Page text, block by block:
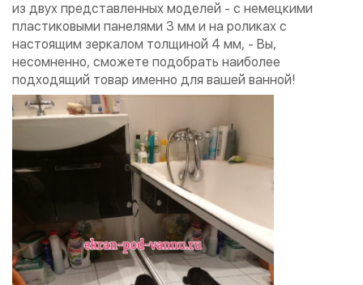
из двух представленных моделей - с немецкими
пластиковыми панелями 3 мм и на роликах с
настоящим зеркалом толщиной 4 мм, - Вы,
несомненно, сможете подобрать наиболее
подходящий товар именно для вашей ванной!